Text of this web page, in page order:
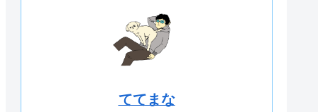
ててまな